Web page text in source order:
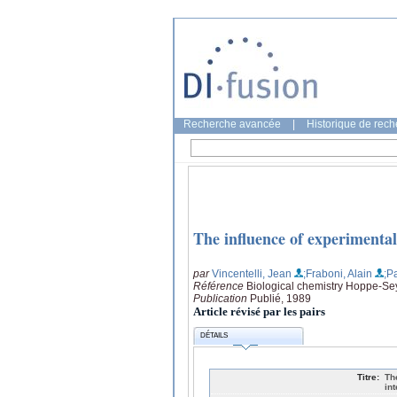
Recherche avancée Historique de
The influence of
parVincentelli, Jean ;Fraboni, Alain
Référence Biological chemistry Hoppe-
Publication Publié, 1989
Article révisé par les pairs
DÉTAILS
Titre: